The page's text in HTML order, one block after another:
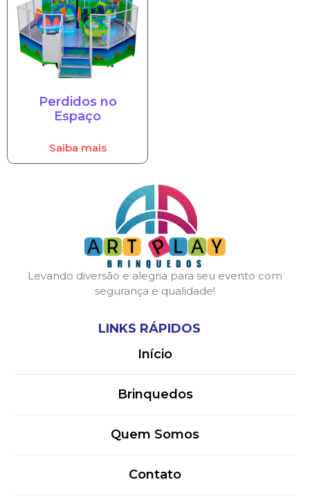
Perdidos no
Espaço
Saiba mais
Levando diversão e alegria para seu evento com
segurança e qualidade!
LINKS RÁPIDOS
Início
Brinquedos
Quem Somos
Contato